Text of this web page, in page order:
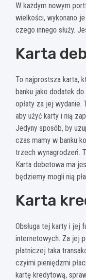
W każdym nowym
wielkości, wykonano
czego innego służy.
Karta
To najprostsza karta,
banku jako dodatek
opłaty za jej wydanie.
aby użyć karty i nią
Jedyny sposób, by
czas mamy w banku
trzech wynagrodzeń.
Karta debetowa ma
będziemy mogli nią
Karta
Obsługa tej karty i jej
internetowych. Za jej
płatniczej taka
czyimi pieniędzmi
kartę kredytową,